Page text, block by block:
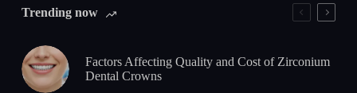
Trending now
Factors Affecting Quality and Cost of Zirconium
Dental Crowns